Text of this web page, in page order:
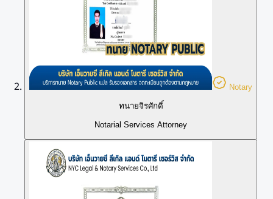
Notary
ทนายจิรศักดิ์
Notarial Services Attorney